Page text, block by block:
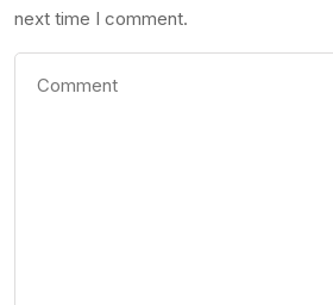
next time I comment.